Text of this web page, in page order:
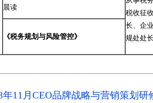
税收征
长、企
规处处
晨读
《税务规划与风险管控》
年11月CEO品牌战略与营销策划研